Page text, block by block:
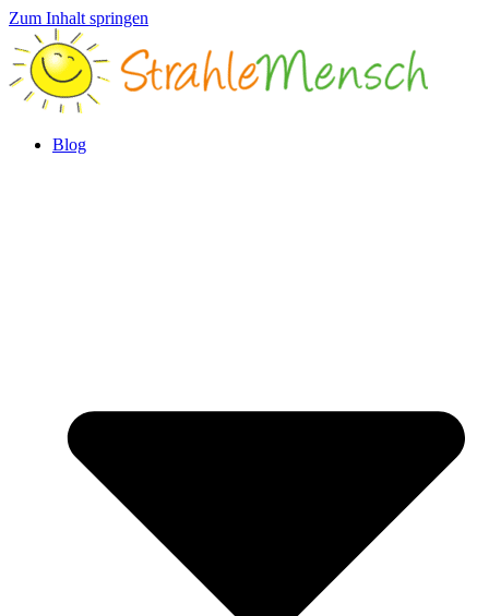
Zum Inhalt springen
Blog